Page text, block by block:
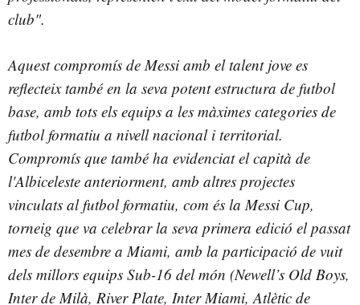
club".
Aquest compromís de Messi amb el talent jove es
reflecteix també en la seva potentestructura de futbol
base, amb tots els equips a les màximes categories de
futbolformatiu a nivell nacional i territorial.
Compromís que també ha evidenciat elcapità de
l'Albiceleste anteriorment, amb altres projectes
vinculats al futbolformatiu, com és la Messi Cup,
torneig que va celebrar la seva primera edició el passat
mes de desembre a Miami, amb la participació de vuit
dels millors equips Sub-16 del món (Newell’s Old Boys,
Inter de Milà, River Plate, Inter Miami, Atlètic de